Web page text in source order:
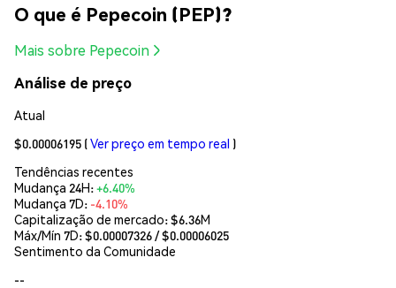
O que é Pepecoin (PEP)?
Mais sobre Pepecoin
Análise de preço
Atual
$0.00006195 (Ver preço em tempo real )
Tendências recentes
Mudança 24H:+6.40%
Mudança 7D: -4.10%
Capitalização de mercado:$6.36M
Máx/Mín 7D: $0.00007326/ $0.00006025
Sentimento da Comunidade
--